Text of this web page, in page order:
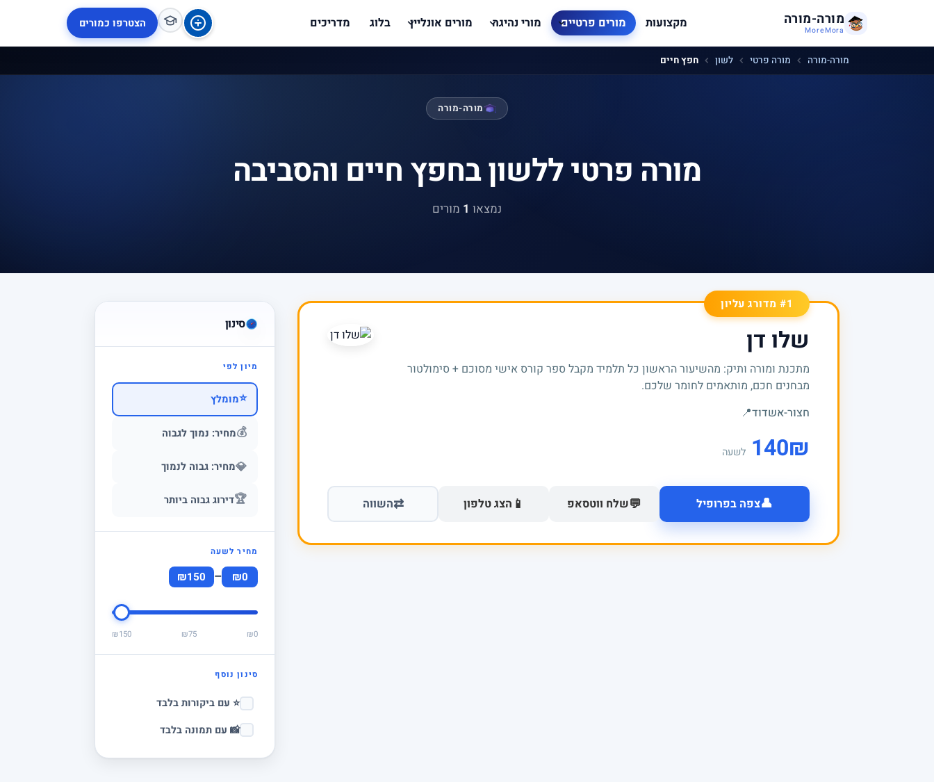
מורה-מורה
MoreMora מקצועות מורים פרטיים מורי נהיגה מורים אונליין בלוג מדריכים הצטרפו כמורים
מורה-מורה מורה פרטי לשון חפץ חיים
מורה-מורה
מורה פרטי ללשון בחפץ חיים והסביבה
נמצאו 1 מורים
סינון
מיון לפי
⭐מומלץ
💰מחיר: נמוך לגבוה
💎מחיר: גבוה לנמוך
🏆דירוג גבוה ביותר
מחיר לשעה
₪0
–
₪150
₪0
₪75
₪150
סינון נוסף
⭐ עם ביקורות בלבד
📸 עם תמונה בלבד
#1 מדורג עליון
שלו דן
מתכנת ומורה ותיק: מהשיעור הראשון כל תלמיד מקבל ספר קורס אישי מסוכם + סימולטור
מבחנים חכם, מותאמים לחומר שלכם.
חצור-אשדוד📍
₪
140 לשעה
👤צפה בפרופיל 💬שלח ווטסאפ 📱 הצג טלפון ⇄השווה